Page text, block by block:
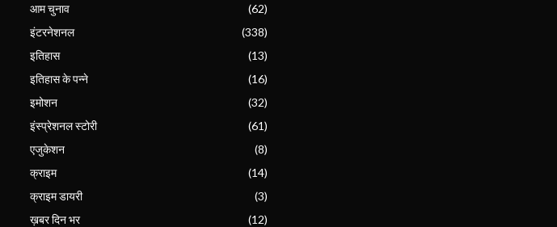
आम चुनाव
(62)
इंटरनेशनल
(338)
इतिहास
(13)
इतिहास के पन्ने
(16)
इमोशन
(32)
इंस्प्रेशनल स्टोरी
(61)
एजुकेशन
(8)
क्राइम
(14)
क्राइम डायरी
(3)
ख़बर दिन भर
(12)